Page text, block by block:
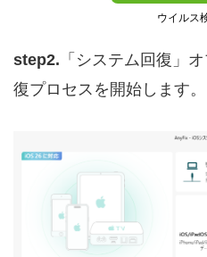
ウイルス
step2. 「システム回復」
復プロセスを開始します。